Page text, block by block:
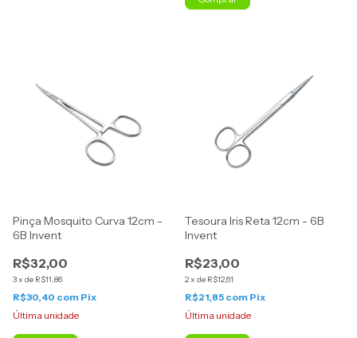
Pinça Mosquito Curva 12cm -
6B Invent
R$32,00
3x de R$11,86
R$30,40 com Pix
Última unidade
Tesoura Iris Reta 12cm - 6B
Invent
R$23,00
2x de R$12,61
R$21,85 com Pix
Última unidade